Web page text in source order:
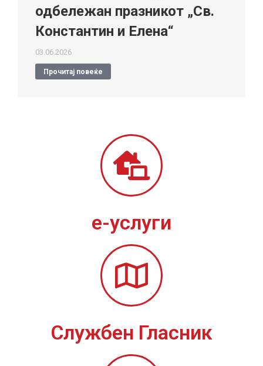
одбележан празникот „Св.
Константин и Елена“
03.06.2026
Прочитај повеќе
е-услуги
Службен Гласник